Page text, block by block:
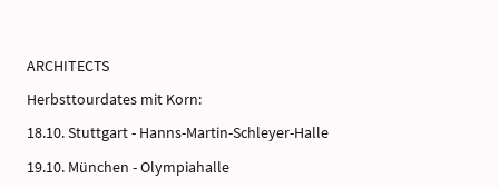
ARCHITECTS
Herbsttourdates mit Korn:
18.10. Stuttgart - Hanns-Martin-Schleyer-Halle
19.10. München - Olympiahalle